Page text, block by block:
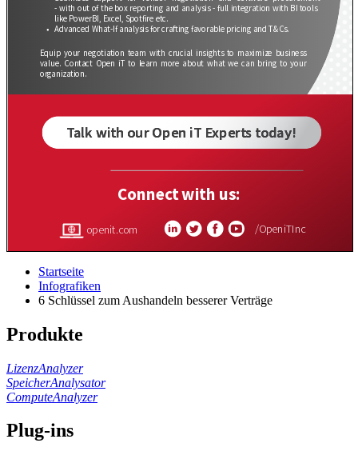
Startseite
Infografiken
6 Schlüssel zum Aushandeln besserer Verträge
Produkte
LizenzAnalyzer
SpeicherAnalysator
ComputeAnalyzer
Plug-ins